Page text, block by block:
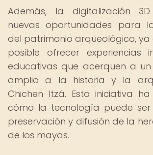
Además, la digitalización
nuevas oportunidades para
del patrimonio arqueológico, ya
posible ofrecer experiencias
educativas que acerquen a
amplio a la historia y la
Chichen Itzá. Esta iniciativa
cómo la tecnología puede
preservación y difusión de la
de los mayas.